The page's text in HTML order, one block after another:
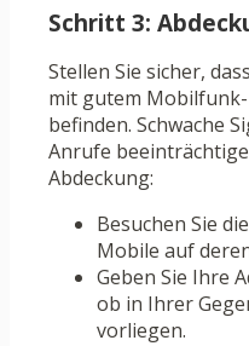
Schritt 3:
Stellen Sie sicher,
mit gutem
befinden. Schwache
Anrufe
Abdeckung:
Besuchen Sie
Mobile auf
Geben Sie Ihre
ob in Ihrer
vorliegen.